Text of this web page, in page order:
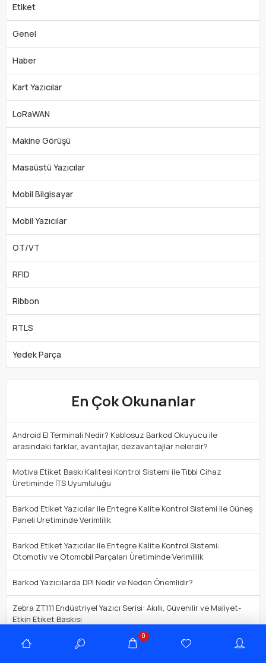
Etiket
Genel
Haber
Kart Yazıcılar
LoRaWAN
Makine Görüşü
Masaüstü Yazıcılar
Mobil Bilgisayar
Mobil Yazıcılar
OT/VT
RFID
Ribbon
RTLS
Yedek Parça
En Çok Okunanlar
Android El Terminali Nedir? Kablosuz Barkod Okuyucu ile
arasındaki farklar, avantajlar, dezavantajlar nelerdir?
Motiva Etiket Baskı Kalitesi Kontrol Sistemi ile Tıbbi Cihaz
Üretiminde İTS Uyumluluğu
Barkod Etiket Yazıcılar ile Entegre Kalite Kontrol Sistemi ile Güneş
Paneli Üretiminde Verimlilik
Barkod Etiket Yazıcılar ile Entegre Kalite Kontrol Sistemi:
Otomotiv ve Otomobil Parçaları Üretiminde Verimlilik
Barkod Yazıcılarda DPI Nedir ve Neden Önemlidir?
Zebra ZT111 Endüstriyel Yazıcı Serisi: Akıllı, Güvenilir ve Maliyet-
Etkin Etiket Baskısı
Etiket Kullanmadan Ambalaja Doğrudan Baskı: Avantajlar, Farklar
0